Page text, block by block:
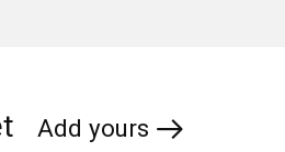
Add yours